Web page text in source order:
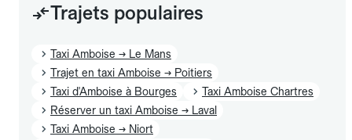
Trajets populaires
Taxi Amboise → Le Mans
Trajet en taxi Amboise → Poitiers
Taxi d'Amboise à Bourges
Taxi Amboise Chartres
Réserver un taxi Amboise → Laval
Taxi Amboise → Niort